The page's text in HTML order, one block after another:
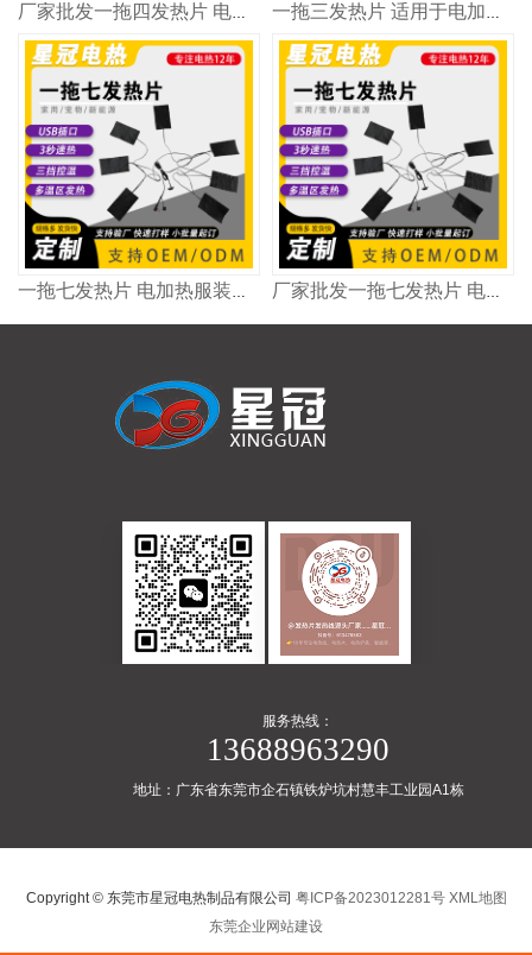
厂家批发一拖四发热片 电加热毯 服装皆可适配 升温快速 四区发热 多种功率可以定制选择 一拖三发热片 适用于电加热服装、电热毯等保暖产品 5V~12V可定制 多种规格可现在 厂家批发 量大价优
一拖七发热片 电加热服装加热片定制 七大发热区 5V/12V可选择 尺寸多样 量大价优 厂家批发一拖七发热片 电加热服装、电加热毛毯发热片 5V~12V均可定制
服务热线：
13688963290
地址：广东省东莞市企石镇铁炉坑村慧丰工业园A1栋
Copyright © 东莞市星冠电热制品有限公司 粤ICP备2023012281号 XML地图
东莞企业网站建设